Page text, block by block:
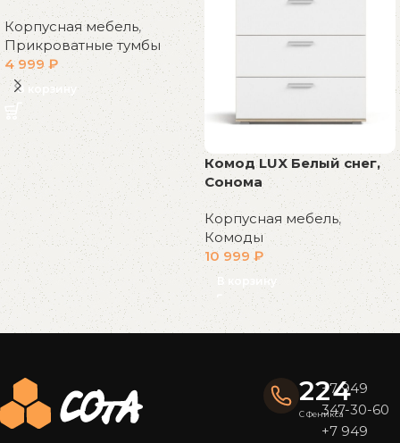
Корпусная мебель,
Прикроватные тумбы
4 999 ₽
В корзину
Комод LUX Белый снег,
Сонома
Корпусная мебель,
Комоды
10 999 ₽
В корзину
Read More
224
С Феникса
+7 949
347-30-60
+7 949